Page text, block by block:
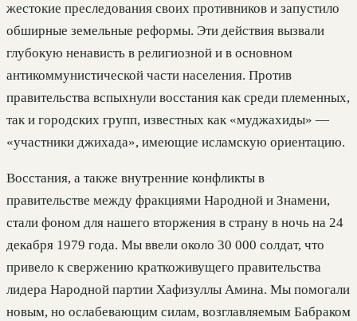
жестокие преследования своих противников и запустило
обширные земельные реформы. Эти действия вызвали
глубокую ненависть в религиозной и в основном
антикоммунистической части населения. Против
правительства вспыхнули восстания как среди племенных,
так и городских групп, известных как «муджахиды» —
«участники джихада», имеющие исламскую ориентацию.
Восстания, а также внутренние конфликты в
правительстве между фракциями Народной и Знамени,
стали фоном для нашего вторжения в страну в ночь на 24
декабря 1979 года. Мы ввели около 30 000 солдат, что
привело к свержению краткоживущего правительства
лидера Народной партии Хафизуллы Амина. Мы помогали
новым, но ослабевающим силам, возглавляемым Бабраком